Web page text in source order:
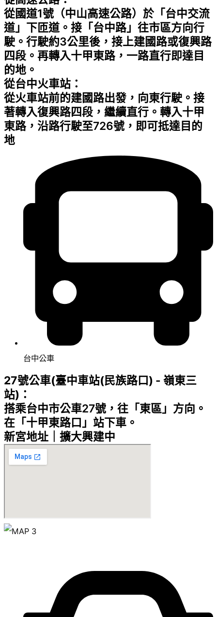
從國道1號（中山高速公路）於「台中交流
道」下匝道。接「台中路」往市區方向行
駛。行駛約3公里後，接上建國路或復興路
四段。再轉入十甲東路，一路直行即達目
的地。
從台中火車站：
從火車站前的建國路出發，向東行駛。接
著轉入復興路四段，繼續直行。轉入十甲
東路，沿路行駛至726號，即可抵達目的
地
台中公車
27號公車(臺中車站(民族路口) - 嶺東三
站)：
搭乘台中市公車27號，往「東區」方向。
在「十甲東路口」站下車。
新宮地址｜擴大興建中